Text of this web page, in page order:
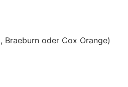
oder Cox Orange)